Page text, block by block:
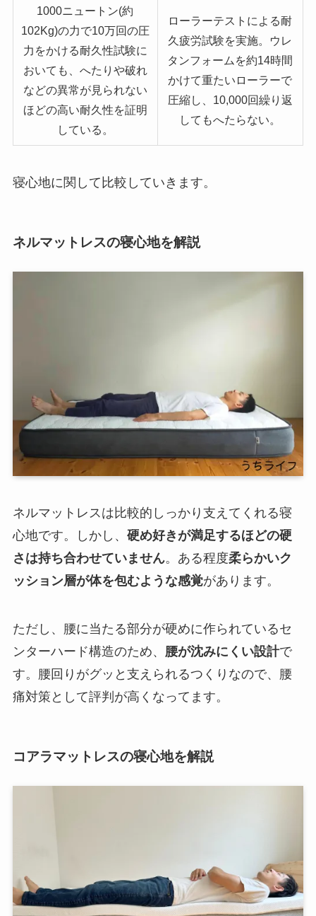
1000ニュートン(約
102Kg)の力で10万回の圧
力をかける耐久性試験に
おいても、へたりや破れ
などの異常が見られない
ほどの高い耐久性を証明
している。
ローラーテストによる耐
久疲労試験を実施。ウレ
タンフォームを約14時間
かけて重たいローラーで
圧縮し、10,000回繰り返
してもへたらない。
寝心地に関して比較していきます。
ネルマットレスの寝心地を解説
ネルマットレスは比較的しっかり支えてくれる寝
心地です。しかし、 硬め好きが満足するほどの硬
さは持ち合わせていません。ある程度柔らかいク
ッション層が体を包むような感覚があります。
ただし、腰に当たる部分が硬めに作られているセ
ンターハード構造のため、 腰が沈みにくい設計で
す。腰回りがグッと支えられるつくりなので、腰
痛対策として評判が高くなってます。
コアラマットレスの寝心地を解説